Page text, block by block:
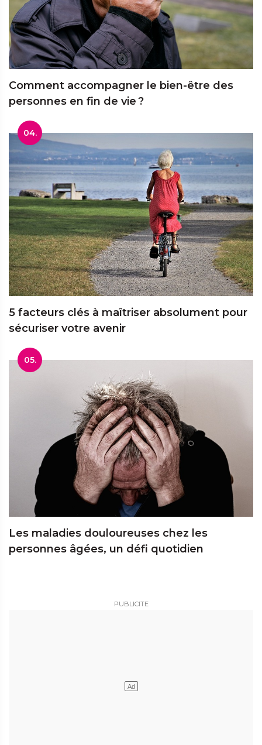
Comment accompagner le bien-être des
personnes en fin de vie ?
04.
5 facteurs clés à maîtriser absolument pour
sécuriser votre avenir
05.
Les maladies douloureuses chez les
personnes âgées, un défi quotidien